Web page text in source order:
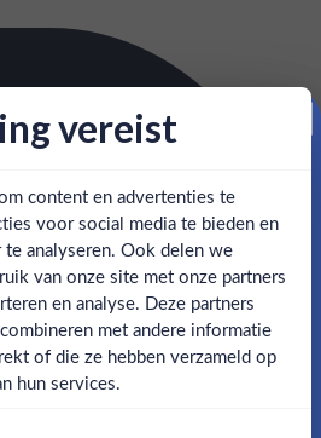
jaar of ouder?
Nee
vereist
content en advertenties te
voor social media te bieden en
analyseren. Ook delen we
van onze site met onze partners
en analyse. Deze partners
met andere informatie
of die ze hebben verzameld op
hun services.
eerste korting!
direct 5% korting op je eerste
bestelling.
mijn korting